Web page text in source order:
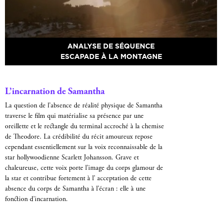
ANALYSE DE SÉQUENCE
ESCAPADE À LA MONTAGNE
L’incarnation de Samantha
La question de l’absence de réalité physique de Samantha
traverse le film qui matérialise sa présence par une
oreillette et le rectangle du terminal accroché à la chemise
de Theodore. La crédibilité du récit amoureux repose
cependant essentiellement sur la voix reconnaissable de la
star hollywoodienne Scarlett Johansson. Grave et
chaleureuse, cette voix porte l’image du corps glamour de
la star et contribue fortement à l’ acceptation de cette
absence du corps de Samantha à l’écran : elle à une
fonction d’incarnation.